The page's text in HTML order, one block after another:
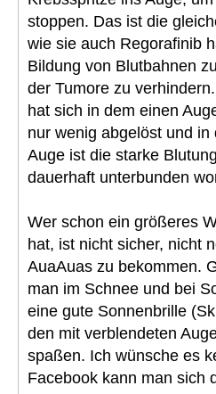
stoppen. Das ist die
wie sie auch Regorafinib
Bildung von Blutbahnen
der Tumore zu
hat sich in dem einen
nur wenig abgelöst und in
Auge ist die starke
dauerhaft unterbunden
Wer schon ein größeres
hat, ist nicht sicher, nicht
AuaAuas zu bekommen.
man im Schnee und bei
eine gute Sonnenbrille
den mit verblendeten
spaßen. Ich wünsche es
Facebook kann man sich